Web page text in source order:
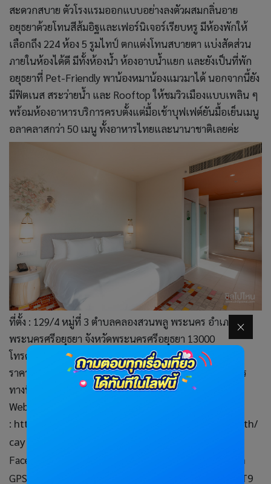
สะดวกสบาย ตัวโรงแรมออกแบบอย่างลงตัวผสมกลิ่นอาย
อยุธยาด้วยโทนสีส้มอิฐและเฟอร์นิเจอร์เรียบหรู มีห้องพักให้
เลือกถึง 224 ห้อง 5 รูมไทป์ ตกแต่งโทนสบายตา แบ่งสัดส่วน
ภายในห้องได้ดี มีทั้งห้องน้ำ ห้องอาบน้ำแยก และยังเป็นที่พัก
อยุธยาที่ Pet-Friendly พาน้องหมาน้องแมวมาได้ นอกจากนี้ยัง
มีฟิตเนส สระว่ายน้ำ และ Rooftop ให้ชมวิวเมืองแบบเพลิน ๆ
พร้อมห้องอาหารบริการครบตั้งแต่มื้อเช้าบุฟเฟต์ยันมื้อเย็นเมนู
อลาคลาสกว่า 50 เมนู ทั้งอาหารไทยและนานาชาติเลยค่ะ
ที่ตั้ง : 129/4 หมู่ที่ 3 ตำบลคลองสวนพลู พระนคร อำเภอ
พระนครศรีอยุธยา จังหวัดพระนครศรีอยุธยา 13000
โทรศัพท์ : 035 243 555
ราคา : ราคาอาจจะมีการเปลี่ยนแปลง แนะนำตรวจสอบการ
ทางที่พักโดยตรง
Website
: https://www.centarahotelsresorts.com/centara/th/
cay
Facebook : www.facebook.com/Centaraayutthaya
GPS : https://maps.app.goo.gl/SFEbCcaYEB8ELdXT9